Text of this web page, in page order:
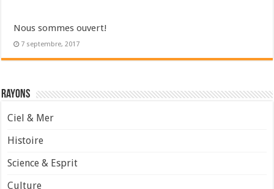
Nous sommes ouvert!
7 septembre, 2017
Rayons
Ciel & Mer
Histoire
Science & Esprit
Culture